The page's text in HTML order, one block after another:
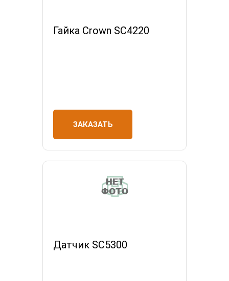
Гайка Crown SC4220
ЗАКАЗАТЬ
Датчик SC5300